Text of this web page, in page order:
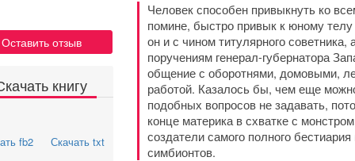
Оставить отзыв
книгу
fb2 Скачать txt
Человек способен привыкнуть ко
помине, быстро привык к юному
он и с чином титулярного
поручениям генерал-губернатора
общение с оборотнями, домовыми,
работой. Казалось бы, чем еще
подобных вопросов не задавать,
конце материка в схватке с
создатели самого полного
симбионтов.